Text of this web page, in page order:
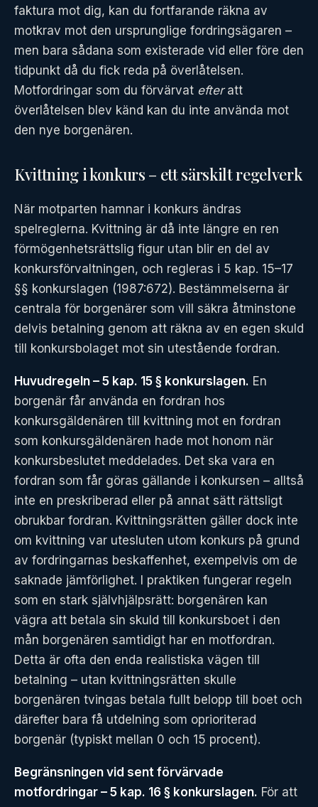
faktura mot dig, kan du fortfarande räkna av
motkrav mot den ursprunglige fordringsägaren –
men bara sådana som existerade vid eller före den
tidpunkt då du fick reda på överlåtelsen.
Motfordringar som du förvärvat efteratt
överlåtelsen blev känd kan du inte använda mot
den nye borgenären.
Kvittning i konkurs – ett särskilt regelverk
När motparten hamnar i konkurs ändras
spelreglerna. Kvittning är då inte längre en ren
förmögenhetsrättslig figur utan blir en del av
konkursförvaltningen, och regleras i 5 kap. 15–17
§§ konkurslagen (1987:672). Bestämmelserna är
centrala för borgenärer som vill säkra åtminstone
delvis betalning genom att räkna av en egen skuld
till konkursbolaget mot sin utestående fordran.
Huvudregeln – 5 kap. 15 § konkurslagen. En
borgenär får använda en fordran hos
konkursgäldenären till kvittning mot en fordran
som konkursgäldenären hade mot honom när
konkursbeslutet meddelades. Det ska vara en
fordran som får göras gällande i konkursen – alltså
inte en preskriberad eller på annat sätt rättsligt
obrukbar fordran. Kvittningsrätten gäller dock inte
om kvittning var utesluten utom konkurs på grund
av fordringarnas beskaffenhet, exempelvis om de
saknade jämförlighet. I praktiken fungerar regeln
som en stark självhjälpsrätt: borgenären kan
vägra att betala sin skuld till konkursboet i den
mån borgenären samtidigt har en motfordran.
Detta är ofta den enda realistiska vägen till
betalning – utan kvittningsrätten skulle
borgenären tvingas betala fullt belopp till boet och
därefter bara få utdelning som oprioriterad
borgenär (typiskt mellan 0 och 15 procent).
Begränsningen vid sent förvärvade
motfordringar – 5 kap. 16 § konkurslagen. För att